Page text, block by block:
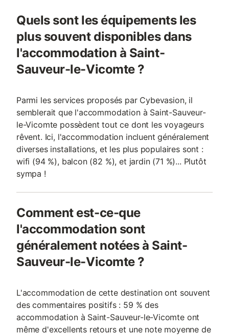
Quels sont les équipements les
plus souvent disponibles dans
l'accommodation à Saint-
Sauveur-le-Vicomte ?
Parmi les services proposés par Cybevasion, il
semblerait que l'accommodation à Saint-Sauveur-
le-Vicomte possèdent tout ce dont les voyageurs
rêvent. Ici, l'accommodation incluent généralement
diverses installations, et les plus populaires sont :
wifi (94 %), balcon (82 %), et jardin (71 %)... Plutôt
sympa !
Comment est-ce-que
l'accommodation sont
généralement notées à Saint-
Sauveur-le-Vicomte ?
L'accommodation de cette destination ont souvent
des commentaires positifs : 59 % des
accommodation à Saint-Sauveur-le-Vicomte ont
même d'excellents retours et une note moyenne de